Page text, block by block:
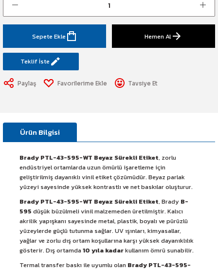
& Barikat ve Toprakaltı
Sepete Ekle Hemen Al
Teklif İste
Tavsiye Et
Paylaş
Ürün Bilgisi
Brady PTL-43-595-WT Beyaz Sürekli Etiket, zorlu
endüstriyel ortamlarda uzun ömürlü işaretleme için
geliştirilmiş dayanıklı vinil etiket çözümüdür. Beyaz parlak
yüzeyi sayesinde yüksek kontrastlı ve net baskılar oluşturur.
Brady PTL-43-595-WT Beyaz Sürekli Etiket, Brady B-
595 düşük büzülmeli vinil malzemeden üretilmiştir. Kalıcı
akrilik yapışkanı sayesinde metal, plastik, boyalı ve pürüzlü
yüzeylerde güçlü tutunma sağlar. UV ışınları, kimyasallar,
yağlar ve zorlu dış ortam koşullarına karşı yüksek dayanıklılık
gösterir. Dış ortamda 10 yıla kadarkullanım ömrü sunabilir.
Termal transfer baskı ile uyumlu olan Brady PTL-43-595-